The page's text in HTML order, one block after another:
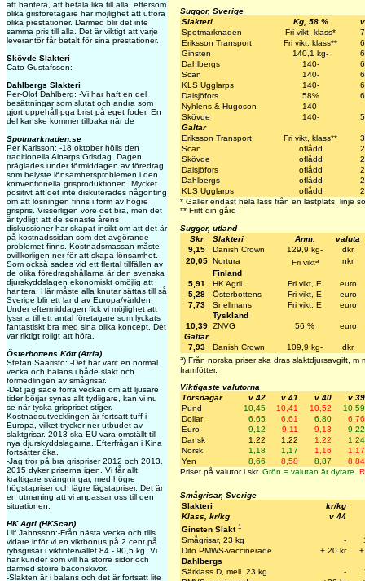
att hantera, att betala lika till alla, eftersom
olika grisföretagare har möjlighet att utföra
olika prestationer. Därmed blir det inte
samma pris till alla. Det är viktigt att varje
leverantör får betalt för sina prestationer.
Skövde Slakteri
Cato Gustafsson: -
Dahlbergs Slakteri
Per-Olof Dahlberg: -Vi har haft en del
besättningar som slutat och andra som
gjort uppehåll pga brist på eget foder. En
del kanske kommer tillbaka när de
Spotmarknaden.se
Per Karlsson: -18 oktober hölls den
traditionella Alnarps Grisdag. Dagen
präglades under förmiddagen av föredrag
som belyste lönsamhetsproblemen i den
konventionella grisproduktionen. Mycket
positivt att det inte diskuterades någonting
om att lösningen finns i form av högre
grispris. Visserligen vore det bra, men det
är tydligt att de senaste årens
diskussioner har skapat insikt om att det är
på kostnadssidan som det avgörande
problemet finns. Kostnadsmassan måste
ovillkorligen ner för att skapa lönsamhet.
Som också sades vid ett flertal tillfällen av
de olika föredragshållarna är den svenska
djurskyddslagen ekonomiskt omöjlig att
hantera. Här måste alla knutar sättas till så
Sverige blir ett land av Europa/världen.
Under eftermiddagen fick vi möjlighet att
lyssna till ett antal företagare som lyckats
fantastiskt bra med sina olika koncept. Det
var riktigt roligt att höra.
Österbottens Kött (Atria)
Stefan Saaristo: -Det har varit en normal
vecka och balans i både slakt och
förmedlingen av smågrisar.
-Det jag sade förra veckan om att ljusare
tider börjar synas allt tydligare, kan vi nu
se när tyska grispriset stiger.
Kostnadsutvecklingen är fortsatt tuff i
Europa, vilket trycker ner utbudet av
slaktgrisar. 2013 ska EU vara omställt till
nya djurskyddslagarna. Efterfrågan i Kina
fortsätter öka.
-Jag tror på bra grispriser 2012 och 2013.
2015 dyker priserna igen. Vi får allt
kraftigare svängningar, med högre
högstapriser och lägre lägstapriser. Det är
en utmaning att vi anpassar oss till den
situationen.
HK Agri (HKScan)
Ulf Jahnsson:-Från nästa vecka och tills
vidare inför vi en viktbonus på 2 cent på
rybsgrisar i viktintervallet 84 - 90,5 kg. Vi
har kunder som vill ha större sidor och
därmed större baconskivor.
-Slakten är i balans och det är fortsatt lite
Suggor, Sverige
Slakteri
Kg, 58 %
Spotmarknaden
Fri vikt, klass*
Eriksson Transport
Fri vikt, klass**
Ginsten
140,1 kg-
Dahlbergs
140-
Scan
140-
KLS Ugglarps
140-
Dalsjöfors
58%
Nyhléns & Hugoson
140-
Skövde
140-
Galtar
Eriksson Transport
Fri vikt, klass**
Scan
oflådd
Skövde
oflådd
Dalsjöfors
oflådd
Dahlbergs
oflådd
KLS Ugglarps
oflådd
* Gäller endast hela lass från en lastplats, linje
** Fritt din gård
Suggor, utland
Skr
Slakteri Anm.
valuta
9,15
Danish Crown 129,9 kg-
dkr
20,05 Nortura Fri vikta
nkr
Finland
5,91
HK Agrii Fri vikt, E
euro
5,28
Österbottens Fri vikt, E
euro
7,73
Snellmans Fri vikt, E
euro
Tyskland
10,39 ZNVG 56 %
euro
Galtar
7,93
Danish Crown 109,9 kg- dkr
a) Från norska priser ska dras slaktdjursavgift, m
framfötter.
Viktigaste valutorna
Torsdagar
v 42 v 41 v 40
v 39
Pund
10,45 10,41 10,52
10,59
Dollar
6,65 6,61 6,80
6,76
Euro
9,12 9,11 9,13
9,22
Dansk
1,22 1,22 1,22
1,24
Norsk
1,18 1,17 1,16
1,17
Yen
8,66 8,58 8,87
8,84
Priset på valutor i skr. Grön = valutan är dyrare.
Smågrisar, Sverige
Slakteri
kr/kg
Klass, kr/kg
v 44
Ginsten Slakt 1
Smågrisar, 23 kg -
Dito PMWS-vaccinerade
+ 20 kr
Dahlbergs
Särklass D, mell. 23 kg
-